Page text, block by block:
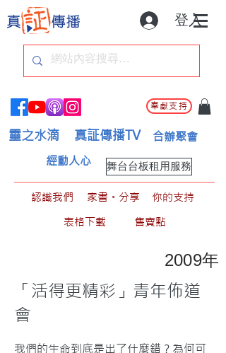
登入
奉獻支持
靈之水滴 真証傳播TV 合辦聚會
舞台台板租用服務
經動人心
認識我們 家書。分享
你的支持
表格下載
售賣點
2009年
「活得更精彩」青年佈道
會
我們的生命到底是出了什麼錯？為何可